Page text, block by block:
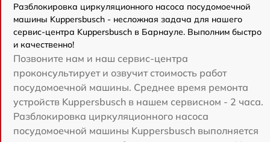
Разблокировка циркуляционного насоса посудомоечной
машины Kuppersbusch - несложная задача для нашего
сервис-центра Kuppersbusch в Барнауле. Выполним быстро
и качественно!
Позвоните нам и наш сервис-центра
проконсультирует и озвучит стоимость работ
посудомоечной машины. Среднее время ремонта
устройств Kuppersbusch в нашем сервисном - 2 часа.
Разблокировка циркуляционного насоса
посудомоечной машины Kuppersbusch выполняется